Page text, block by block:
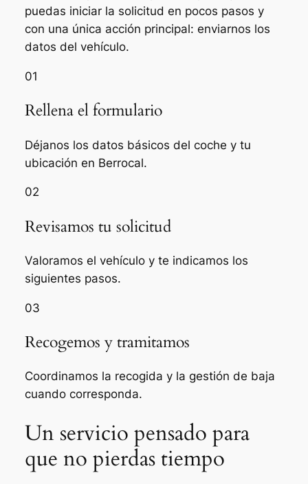
puedas iniciar la solicitud en pocos pasos y
con una única acción principal: enviarnos los
datos del vehículo.
01
Rellena el formulario
Déjanos los datos básicos del coche y tu
ubicación en Berrocal.
02
Revisamos tu solicitud
Valoramos el vehículo y te indicamos los
siguientes pasos.
03
Recogemos y tramitamos
Coordinamos la recogida y la gestión de baja
cuando corresponda.
Un servicio pensado para
que no pierdas tiempo